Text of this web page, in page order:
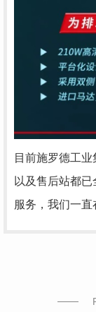
目前施罗德工
以及售后站都
服务，我们一直